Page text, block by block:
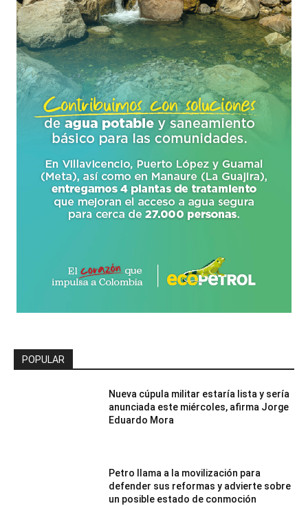
POPULAR
Nueva cúpula militar estaría lista y sería
anunciada este miércoles, afirma Jorge
Eduardo Mora
Petro llama a la movilización para
defender sus reformas y advierte sobre
un posible estado de conmoción